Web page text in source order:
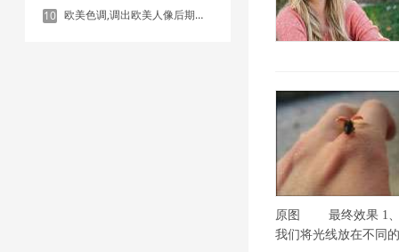
10 欧美色调,调出欧美人像后期色调实例
原图 最终效果 1、
我们将光线放在不同